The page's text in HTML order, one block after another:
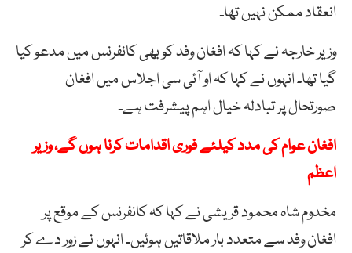
انعقاد ممکن نہیں تھا۔
وزیر خارجہ نے کہا کہ افغان وفد کو بھی کانفرنس میں مدعو کیا
گیا تھا۔ انہوں نے کہا کہ او آئی سی اجلاس میں افغان
صورتحال پر تبادلہ خیال اہم پیشرفت ہے۔
افغان عوام کی مدد کیلئے فوری اقدامات کرنا ہوں گے، وزیر
اعظم
مخدوم شاہ محمود قریشی نے کہا کہ کانفرنس کے موقع پر
افغان وفد سے متعدد بار ملاقاتیں ہوئیں۔ انہوں نے زور دے کر